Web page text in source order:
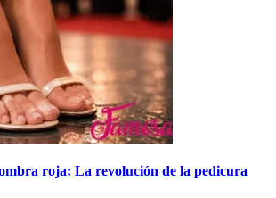
roja: La revolución de la pedicura